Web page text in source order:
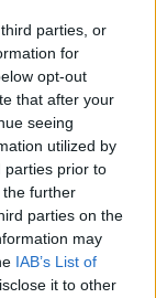
parties, or
for
opt-out
that after your
seeing
utilized by
parties prior to
further
parties on the
may
IAB’s List of
it to other
szerint.
a sétánynak
kikerült
a portál a